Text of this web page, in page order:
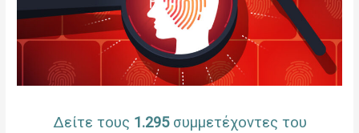
Δείτε τους 1.295συμμετέχοντες του